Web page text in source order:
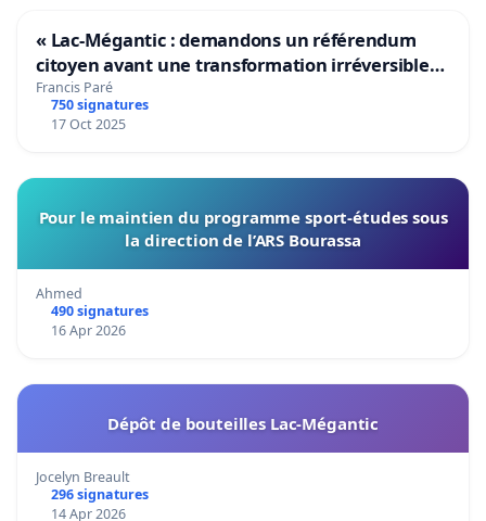
« Lac-Mégantic : demandons un référendum
citoyen avant une transformation irréversible
de notre territoire »
Francis Paré
750 signatures
17 Oct 2025
Pour le maintien du programme sport-études sous
la direction de l’ARS Bourassa
Ahmed
490 signatures
16 Apr 2026
Dépôt de bouteilles Lac-Mégantic
Jocelyn Breault
296 signatures
14 Apr 2026